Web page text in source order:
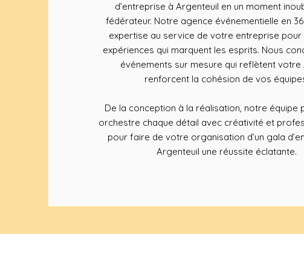
d’entreprise à Argenteuil en un moment
fédérateur. Notre agence événementielle en
expertise au service de votre entreprise
expériences qui marquent les esprits. Nous
événements sur mesure qui reflètent votre
renforcent la cohésion de vos
De la conception à la réalisation, notre équipe
orchestre chaque détail avec créativité et
pour faire de votre organisation d’un gala
Argenteuil une réussite éclatante.